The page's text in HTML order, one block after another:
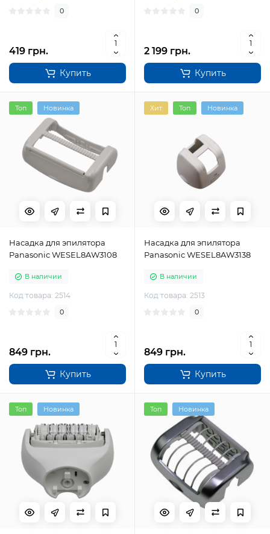
0
419 грн.
Купить
0
2 199 грн.
Купить
Топ Новинка
Насадка для эпилятора
Panasonic WESEL8AW3108
В наличии
Код товара: 2514
0
849 грн.
Купить
Хит Топ Новинка
Насадка для эпилятора
Panasonic WESEL8AW3138
В наличии
Код товара: 2513
0
849 грн.
Купить
Топ Новинка Топ Новинка